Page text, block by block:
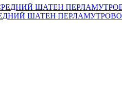
ШАТЕН